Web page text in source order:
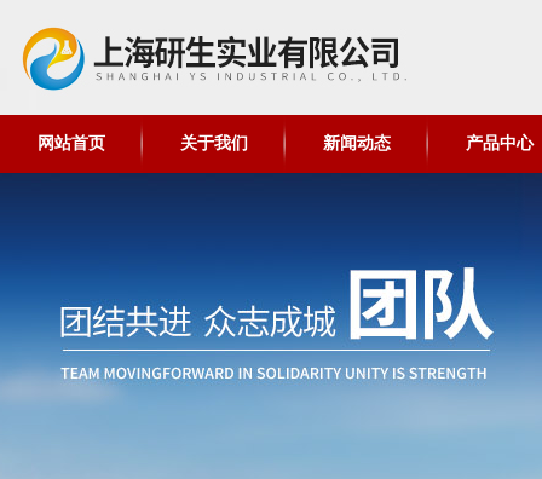
网站首页 关于我们 新闻动态 产品中心